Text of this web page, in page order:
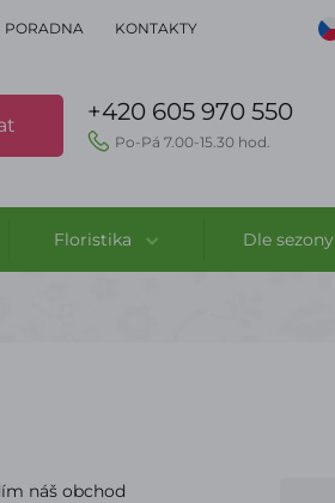
PORADNA KONTAKTY
+420 605 970 550
Po-Pá 7.00-15.30 hod.
Floristika Dle sezony
náš obchod